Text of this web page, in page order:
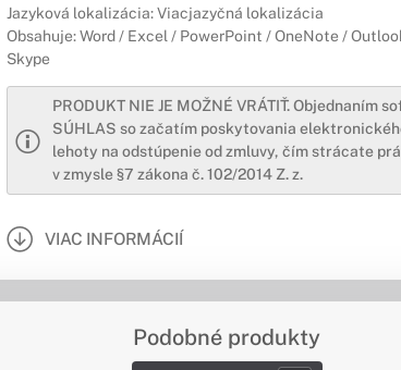
Jazyková lokalizácia: Viacjazyčná lokalizácia
Obsahuje: Word / Excel / PowerPoint / OneNote /
Skype
PRODUKT NIE JE MOŽNÉ VRÁTIŤ. Objednaním
SÚHLAS so začatím poskytovania
lehoty na odstúpenie od zmluvy, čím strácate
v zmysle §7 zákona č. 102/2014 Z. z.
VIAC INFORMÁCIÍ
Podobné produkty